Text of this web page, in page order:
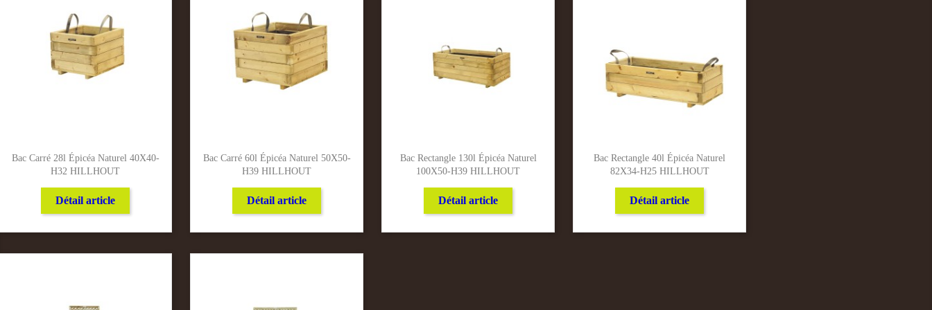
Bac Carré 28l Épicéa Naturel 40X40-
H32 HILLHOUT
Détail article
Bac Carré 60l Épicéa Naturel 50X50-
H39 HILLHOUT
Détail article
Bac Rectangle 130l Épicéa Naturel
100X50-H39 HILLHOUT
Détail article
Bac Rectangle 40l Épicéa Naturel
82X34-H25 HILLHOUT
Détail article